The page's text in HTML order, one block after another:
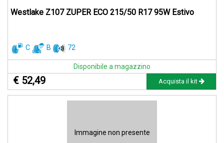
Westlake Z107 ZUPER ECO 215/50 R17 95W Estivo
C B 72
Disponibile a magazzino
€ 52,49 Acquista il kit
Immagine non presente